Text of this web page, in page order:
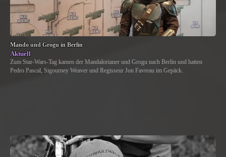
Mando und Grogu in Berlin
Aktuell
Zum Star-Wars-Tag kamen der Mandalorianer und Grogu nach Berlin und hatten
Pedro Pascal, Sigourney Weaver und Regisseur Jon Favreau im Gepäck.